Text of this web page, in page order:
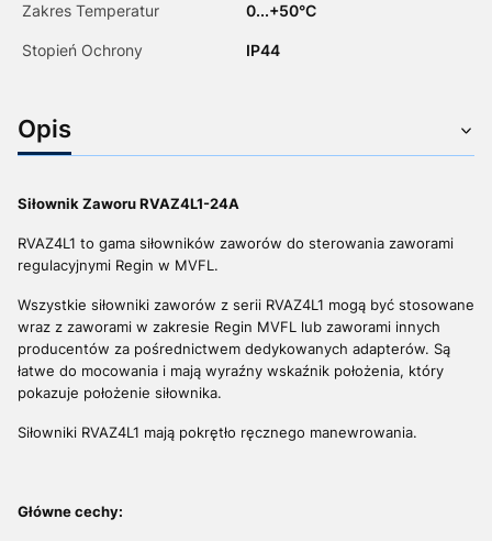
Zakres Temperatur 0...+50°C
Stopień Ochrony IP44
Opis
Siłownik Zaworu RVAZ4L1-24A
RVAZ4L1 to gama siłowników zaworów do sterowania zaworami
regulacyjnymi Regin w MVFL.
Wszystkie siłowniki zaworów z serii RVAZ4L1 mogą być stosowane
wraz z zaworami w zakresie Regin MVFL lub zaworami innych
producentów za pośrednictwem dedykowanych adapterów. Są
łatwe do mocowania i mają wyraźny wskaźnik położenia, który
pokazuje położenie siłownika.
Siłowniki RVAZ4L1 mają pokrętło ręcznego manewrowania.
Główne cechy: